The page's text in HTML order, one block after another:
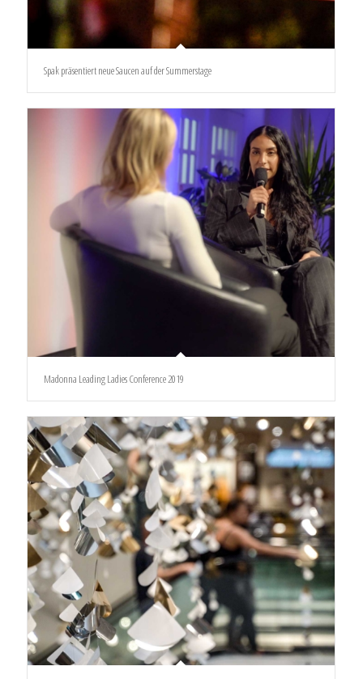
Spak präsentiert neue Saucen auf der Summerstage
Madonna Leading Ladies Conference 2019